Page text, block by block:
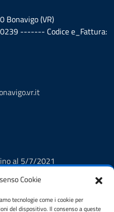
Cookie
tecnologie come i cookie per
del dispositivo. Il consenso a queste
Bonavigo (VR)
------- Codice e_Fattura:
al 5/7/2021